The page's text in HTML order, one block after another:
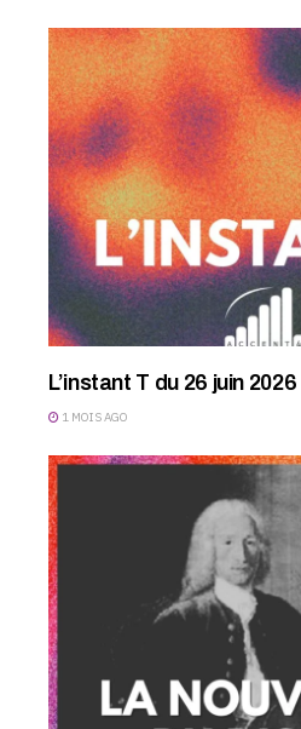
L’instant T du 26 juin 2026
1 MOIS AGO